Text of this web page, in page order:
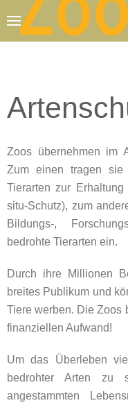
Zum Hauptinhalt
Zoos übernehmen im
Zum einen tragen sie
Tierarten zur
situ-Schutz), zum
Bildungs-,
bedrohte Tierarten ein.
Durch ihre Millionen
breites Publikum und
Tiere werben. Die Zoos
finanziellen Aufwand!
Um das Überleben
bedrohter Arten zu
angestammten